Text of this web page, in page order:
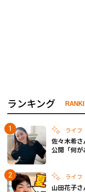
ランキング
ライフ
佐々木希
公開「何
ライフ
山田花子